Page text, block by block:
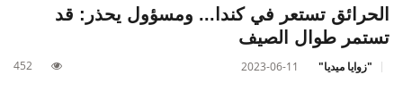
الحرائق تستعر في كندا... ومسؤول يحذر: قد
تستمر طوال الصيف
"زوايا ميديا" 2023-06-11
452